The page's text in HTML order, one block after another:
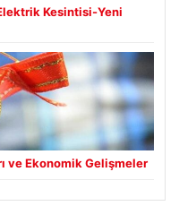
Kesintisi-Yeni
ve Ekonomik Gelişmeler